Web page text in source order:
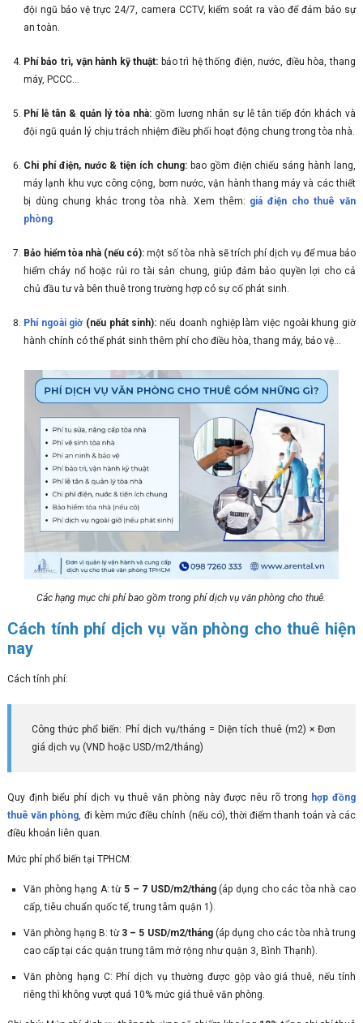
đội ngũ bảo vệ trực 24/7, camera CCTV, kiểm soát ra vào để đảm bảo sự
an toàn.
Phí bảo trì, vận hành kỹ thuật: bảo trì hệ thống điện, nước, điều hòa, thang
máy, PCCC...
Phí lễ tân & quản lý tòa nhà: gồm lương nhân sự lễ tân tiếp đón khách và
đội ngũ quản lý chịu trách nhiệm điều phối hoạt động chung trong tòa nhà.
Chi phí điện, nước & tiện ích chung: bao gồm điện chiếu sáng hành lang,
máy lạnh khu vực công cộng, bơm nước, vận hành thang máy và các thiết
bị dùng chung khác trong tòa nhà. Xem thêm: giá điện cho thuê văn
phòng.
Bảo hiểm tòa nhà (nếu có): một số tòa nhà sẽ trích phí dịch vụ để mua bảo
hiểm cháy nổ hoặc rủi ro tài sản chung, giúp đảm bảo quyền lợi cho cả
chủ đầu tư và bên thuê trong trường hợp có sự cố phát sinh.
Phí ngoài giờ (nếu phát sinh): nếu doanh nghiệp làm việc ngoài khung giờ
hành chính có thể phát sinh thêm phí cho điều hòa, thang máy, bảo vệ…
Các hạng mục chi phí bao gồm trong phí dịch vụ văn phòng cho thuê.
Cách tính phí dịch vụ văn phòng cho thuê hiện
nay
Cách tính phí:
Công thức phổ biến: Phí dịch vụ/tháng = Diện tích thuê (m2) × Đơn
giá dịch vụ (VND hoặc USD/m2/tháng)
Quy định biểu phí dịch vụ thuê văn phòng này được nêu rõ trong hợp đồng
thuê văn phòng, đi kèm mức điều chỉnh (nếu có), thời điểm thanh toán và các
điều khoản liên quan.
Mức phí phổ biến tại TPHCM:
Văn phòng hạng A: từ 5 – 7 USD/m2/tháng(áp dụng cho các tòa nhà cao
cấp, tiêu chuẩn quốc tế, trung tâm quận 1).
Văn phòng hạng B: từ 3 – 5 USD/m2/tháng(áp dụng cho các tòa nhà trung
cao cấp tại các quận trung tâm mở rộng như quận 3, Bình Thạnh).
Văn phòng hạng C: Phí dịch vụ thường được gộp vào giá thuê, nếu tính
riêng thì không vượt quá 10% mức giá thuê văn phòng.